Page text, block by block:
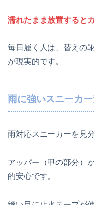
濡れたまま放置すると
毎日履く人は、替えの
が現実的です。
雨に強いスニーカ
雨対応スニーカーを見
アッパー（甲の部分）
的安心です。